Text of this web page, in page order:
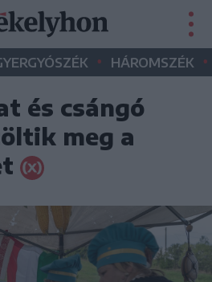
• HÁROMSZÉK •
és csángó
meg a